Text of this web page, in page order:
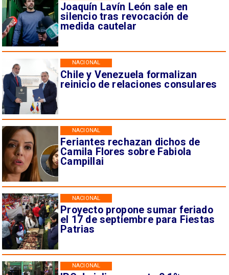
Joaquín Lavín León sale en
silencio tras revocación de
medida cautelar
Chile y Venezuela formalizan
reinicio de relaciones consulares
NACIONAL
Feriantes rechazan dichos de
Camila Flores sobre Fabiola
Campillai
NACIONAL
Proyecto propone sumar feriado
el 17 de septiembre para Fiestas
Patrias
NACIONAL
NACIONAL